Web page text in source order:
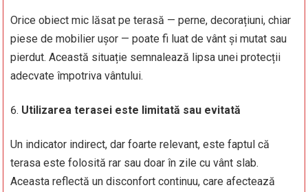
Orice obiect mic lăsat pe terasă — perne, decorațiuni, chiar
piese de mobilier ușor — poate fi luat de vânt și mutat sau
pierdut. Această situație semnalează lipsa unei protecții
adecvate împotriva vântului.
Utilizarea terasei este limitată sau evitată
Un indicator indirect, dar foarte relevant, este faptul că
terasa este folosită rar sau doar în zile cu vânt slab.
Aceasta reflectă un disconfort continuu, care afectează